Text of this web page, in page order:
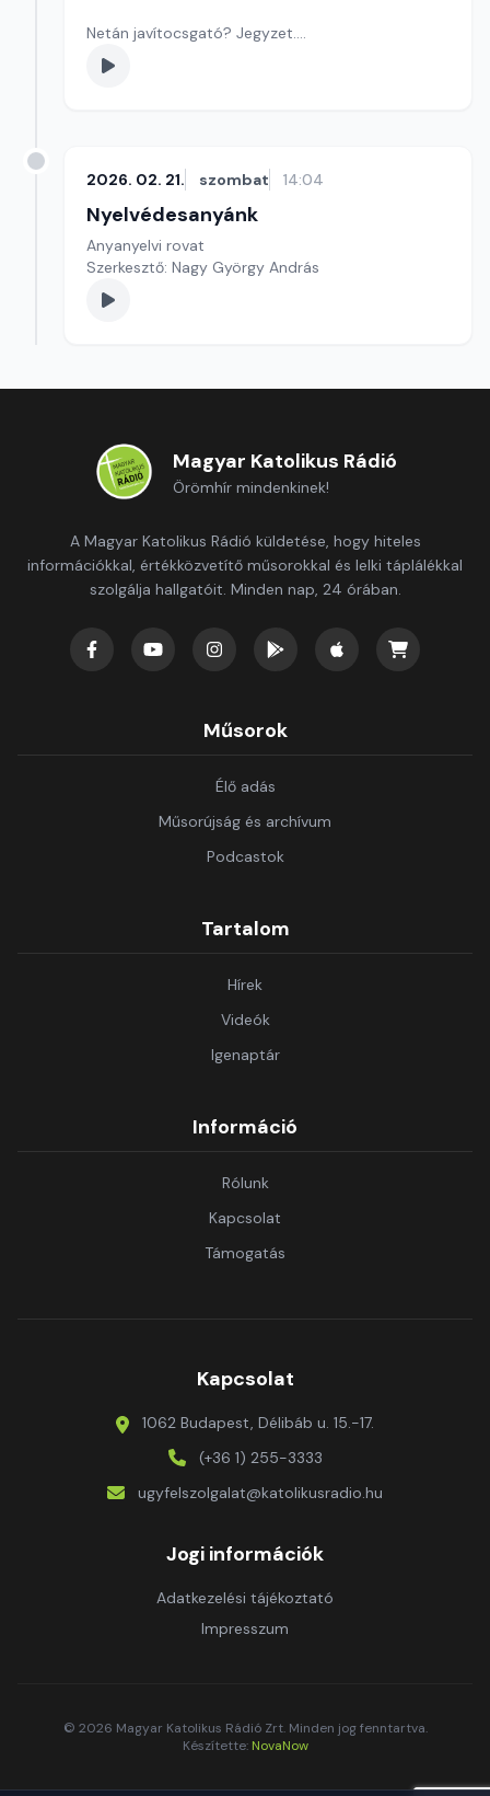
Netán javítocsgató? Jegyzet.
Játékunk ma betűkirakós.
2026. 02. 21. szombat 14:04
Nyelvédesanyánk
Anyanyelvi rovat
Szerkesztő: Nagy György András
Magyar Katolikus Rádió
Örömhír mindenkinek!
A Magyar Katolikus Rádió küldetése, hogy hiteles
információkkal, értékközvetítő műsorokkal és lelki táplálékkal
szolgálja hallgatóit. Minden nap, 24 órában.
Műsorok
Élő adás
Műsorújság és archívum
Podcastok
Tartalom
Hírek
Videók
Igenaptár
Információ
Rólunk
Kapcsolat
Támogatás
Kapcsolat
1062 Budapest, Délibáb u. 15.-17.
(+36 1) 255-3333
ugyfelszolgalat@katolikusradio.hu
Jogi információk
Adatkezelési tájékoztató
Impresszum
© 2026 Magyar Katolikus Rádió Zrt. Minden jog fenntartva.
Készítette: NovaNow